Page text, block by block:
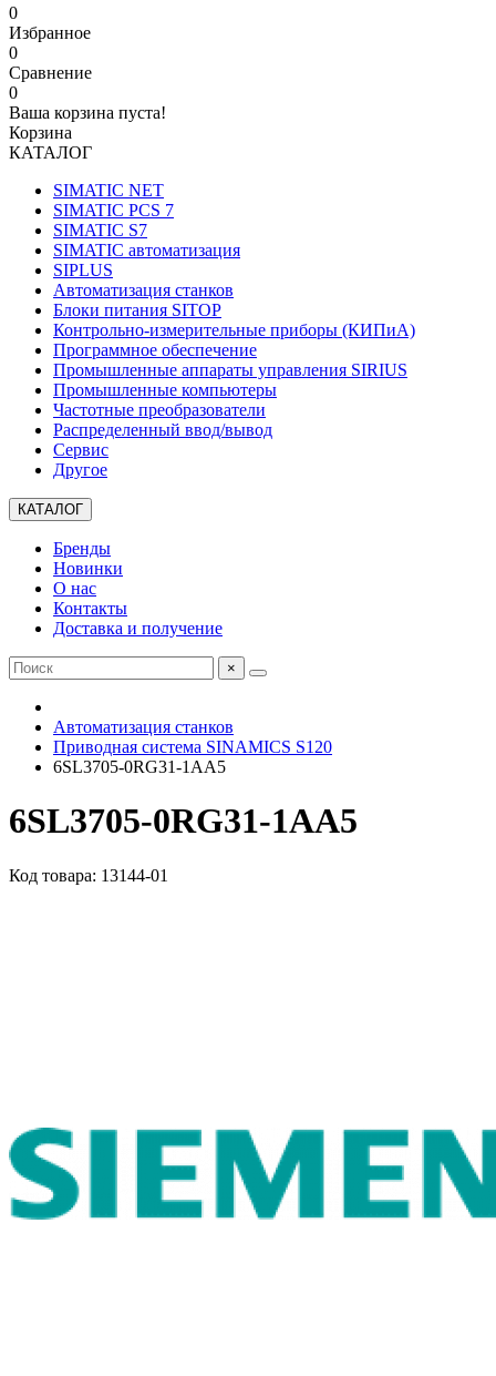
0
Избранное
0
Сравнение
0
Ваша корзина пуста!
Корзина
КАТАЛОГ
SIMATIC NET
SIMATIC PCS 7
SIMATIC S7
SIMATIC автоматизация
SIPLUS
Автоматизация станков
Блоки питания SITOP
Контрольно-измерительные приборы (КИПиА)
Программное обеспечение
Промышленные аппараты управления SIRIUS
Промышленные компьютеры
Частотные преобразователи
Распределенный ввод/вывод
Сервис
Другое
КАТАЛОГ
Бренды
Новинки
О нас
Контакты
Доставка и получение
×
Автоматизация станков
Приводная система SINAMICS S120
6SL3705-0RG31-1AA5
6SL3705-0RG31-1AA5
Код товара: 13144-01